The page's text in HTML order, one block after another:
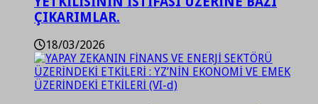
ÇIKARIMLAR.
18/03/2026